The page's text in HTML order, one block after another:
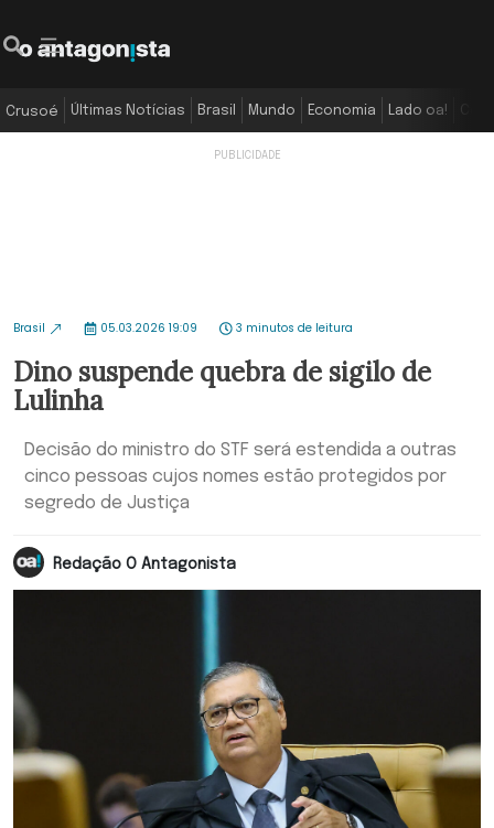
Crusoé Últimas Notícias Brasil Mundo Economia Lado oa!
Brasil 05.03.2026 19:09 3 minutos de leitura
Dino suspende quebra de sigilo de
Lulinha
Decisão do ministro do STF será estendida a outras
cinco pessoas cujos nomes estão protegidos por
segredo de Justiça
Redação O Antagonista